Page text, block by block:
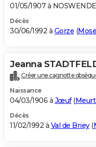
01/05/1907 à
Décès
30/06/1992 à Gorze (
Jeanna
Créer une cagnotte
Naissance
04/03/1906 à Jœuf(
Décès
11/02/1992 à Val de Briey(